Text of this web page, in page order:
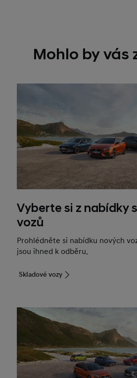
Mohlo by vás
Vyberte si z nabídky
vozů
Prohlédněte si nabídku nových
jsou ihned k odběru.
Skladové vozy